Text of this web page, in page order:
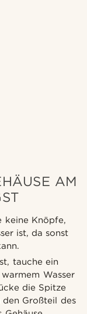
AM
keine Knöpfe,
ist, da sonst
tauche ein
Wasser
die Spitze
den Großteil des